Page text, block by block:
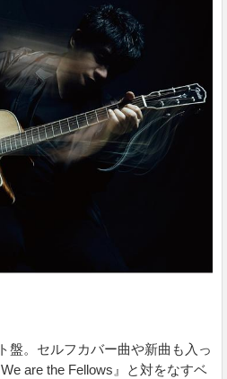
盤。セルフカバー曲や新曲も入っ
are the Fellows』と対をなすベ